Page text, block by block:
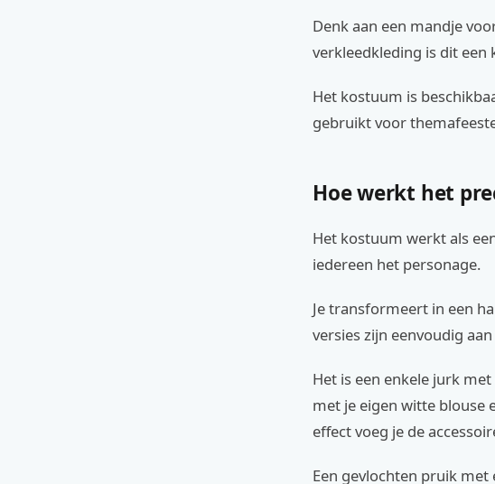
Denk aan een mandje
verkleedkleding is dit een
Het kostuum is
gebruikt voor
Hoe werkt het
Het kostuum werkt als
iedereen het personage.
Je transformeert in een
versies zijn eenvoudig
Het is een enkele jurk
met je eigen witte blouse
effect voeg je de
Een gevlochten pruik